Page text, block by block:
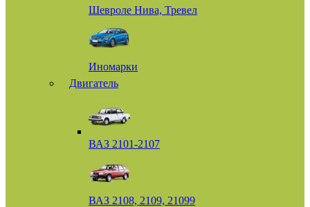
Шевроле Нива, Тревел
Иномарки
Двигатель
ВАЗ 2101-2107
ВАЗ 2108, 2109, 21099